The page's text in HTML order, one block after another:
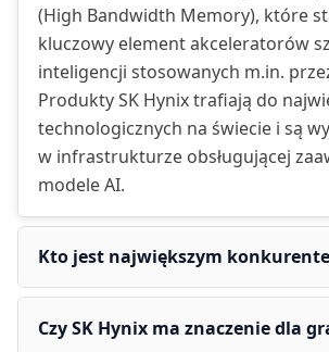
(High Bandwidth Memory), które
kluczowy element akceleratorów
inteligencji stosowanych m.in.
Produkty SK Hynix trafiają do
technologicznych na świecie i są
w infrastrukturze obsługującej
modele AI.
Kto jest największym
Czy SK Hynix ma znaczenie dla